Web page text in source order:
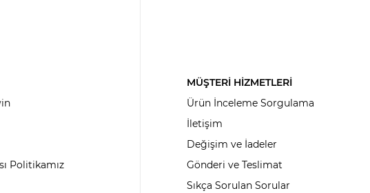
Politikamız
MÜŞTERİ HİZMETLERİ
Ürün İnceleme Sorgulama
İletişim
Değişim ve İadeler
Gönderi ve Teslimat
Sıkça Sorulan Sorular